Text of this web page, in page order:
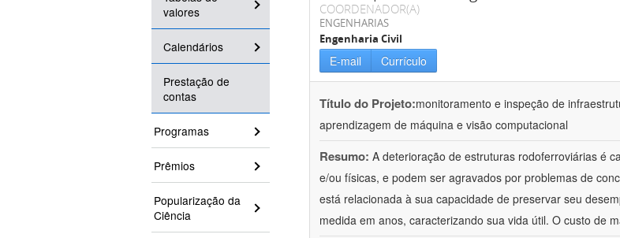
valores
Calendários
Prestação de
contas
Programas
Prêmios
Popularização da
Ciência
COORDENADOR(A)
ENGENHARIAS
Engenharia Civil
E-mail Currículo
Título do Projeto:monitoramento e inspeção de
aprendizagem de máquina e visão computacional
Resumo: A deterioração de estruturas rodoferroviárias é
e/ou físicas, e podem ser agravados por problemas de
está relacionada à sua capacidade de preservar seu
medida em anos, caracterizando sua vida útil. O custo de